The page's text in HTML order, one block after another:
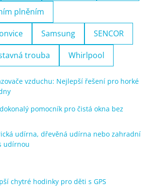
plněním
Samsung SENCOR
trouba Whirlpool
vzduchu: Nejlepší řešení pro horké
pomocník pro čistá okna bez
udírna, dřevěná udírna nebo zahradní
udírnou
chytré hodinky pro děti s GPS